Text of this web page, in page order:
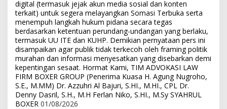
digital (termasuk jejak akun media sosial dan konten
terkait) untuk segera melayangkan Somasi Terbuka serta
menempuh langkah hukum pidana secara tegas
berdasarkan ketentuan perundang-undangan yang berlaku,
termasuk UU ITE dan KUHP. Demikian pernyataan pers ini
disampaikan agar publik tidak terkecoh oleh framing politik
murahan dan informasi menyesatkan yang disebarkan demi
kepentingan sesaat. Hormat Kami, TIM ADVOKASI LAW
FIRM BOXER GROUP (Penerima Kuasa H. Agung Nugroho,
S.E., M.MM) Dr. Azzuhri Al Bajuri, S.HI., M.HI., CPL Dr.
Denny Dasril, S.H., M.H Ferlan Niko, S.HI., M.Sy SYAHRUL
BOXER 01/08/2026